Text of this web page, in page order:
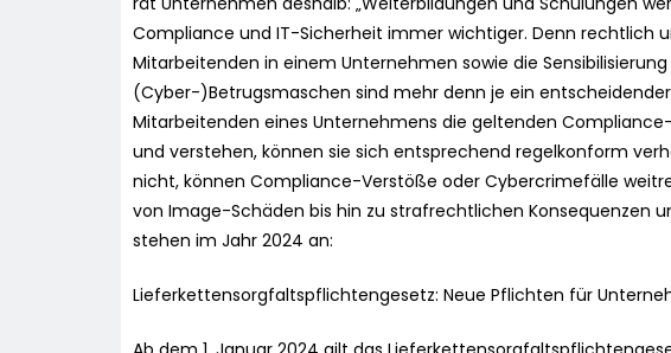
Compliance und IT-Sicherheit immer wichtiger. Denn rechtlich
Mitarbeitenden in einem Unternehmen sowie die
(Cyber-)Betrugsmaschen sind mehr denn je ein
Mitarbeitenden eines Unternehmens die geltenden
und verstehen, können sie sich entsprechend regelkonform
nicht, können Compliance-Verstöße oder Cybercrimefälle
von Image-Schäden bis hin zu strafrechtlichen Konsequenzen
stehen im Jahr 2024 an:
Lieferkettensorgfaltspflichtengesetz: Neue Pflichten für